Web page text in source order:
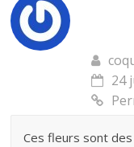
24
Ces fleurs sont